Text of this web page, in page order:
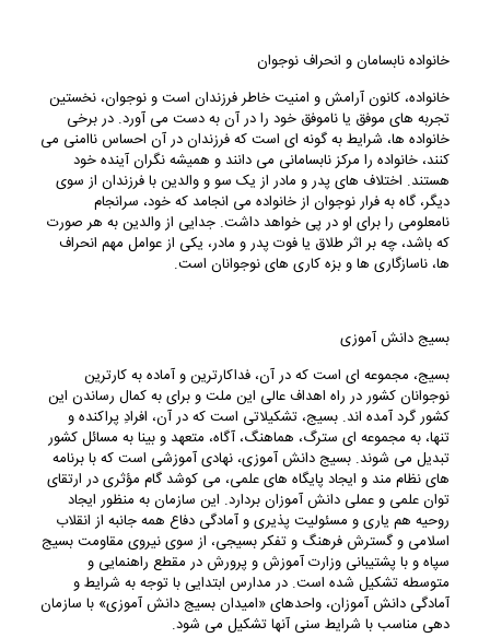
خانواده نابسامان و انحراف نوجوان
خانواده، کانون آرامش و امنیت خاطر فرزندان است و نوجوان، نخستین
تجربه های موفق یا ناموفق خود را در آن به دست می آورد. در برخی
خانواده ها، شرایط به گونه ای است که فرزندان در آن احساس ناامنی می
کنند، خانواده را مرکز نابسامانی می دانند و همیشه نگران آینده خود
هستند. اختلاف های پدر و مادر از یک سو و والدین با فرزندان از سوی
دیگر، گاه به فرار نوجوان از خانواده می انجامد که خود، سرانجام
نامعلومی را برای او در پی خواهد داشت. جدایی از والدین به هر صورت
که باشد، چه بر اثر طلاق یا فوت پدر و مادر، یکی از عوامل مهم انحراف
ها، ناسازگاری ها و بزه کاری های نوجوانان است.
بسیج دانش آموزی
بسیج، مجموعه ای است که در آن، فداکارترین و آماده به کارترین
نوجوانان کشور در راه اهداف عالی این ملت و برای به کمال رساندن این
کشور گرد آمده اند. بسیج، تشکیلاتی است که در آن، افرادِ پراکنده و
تنها، به مجموعه ای سترگ، هماهنگ، آگاه، متعهد و بینا به مسائل کشور
تبدیل می شوند. بسیج دانش آموزی، نهادی آموزشی است که با برنامه
های نظام مند و ایجاد پایگاه های علمی، می کوشد گام مؤثری در ارتقای
توان علمی و عملی دانش آموزان بردارد. این سازمان به منظور ایجاد
روحیه هم یاری و مسئولیت پذیری و آمادگی دفاع همه جانبه از انقلاب
اسلامی و گسترش فرهنگ و تفکر بسیجی، از سوی نیروی مقاومت بسیج
سپاه و با پشتیبانی وزارت آموزش و پرورش در مقطع راهنمایی و
متوسطه تشکیل شده است. در مدارس ابتدایی با توجه به شرایط و
آمادگی دانش آموزان، واحدهای «امیدان بسیج دانش آموزی» با سازمان
دهی مناسب با شرایط سنی آنها تشکیل می شود.